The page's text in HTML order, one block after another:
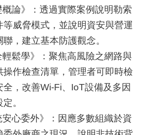
論》：透過實際案例說明勒索
威脅模式，並說明資安與營運
，建立基本防護觀念。
鬆學》：聚焦高風險之網路與
作檢查清單，管理者可即時檢
，改善Wi-Fi、IoT設備及多因
。
心委外》：因應多數組織於資